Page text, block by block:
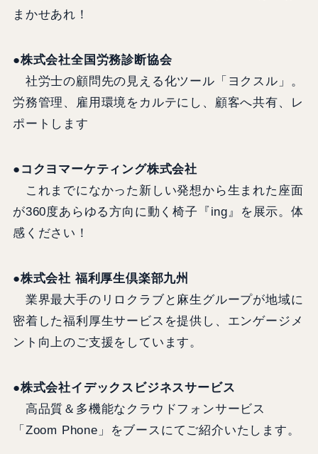
まかせあれ！
●株式会社全国労務診断協会
社労士の顧問先の見える化ツール「ヨクスル」。
労務管理、雇用環境をカルテにし、顧客へ共有、レ
ポートします
●コクヨマーケティング株式会社
これまでになかった新しい発想から生まれた座面
が360度あらゆる方向に動く椅子『ing』を展示。体
感ください！
●株式会社 福利厚生倶楽部九州
業界最大手のリロクラブと麻生グループが地域に
密着した福利厚生サービスを提供し、エンゲージメ
ント向上のご支援をしています。
●株式会社イデックスビジネスサービス
高品質＆多機能なクラウドフォンサービス
「Zoom Phone」をブースにてご紹介いたします。